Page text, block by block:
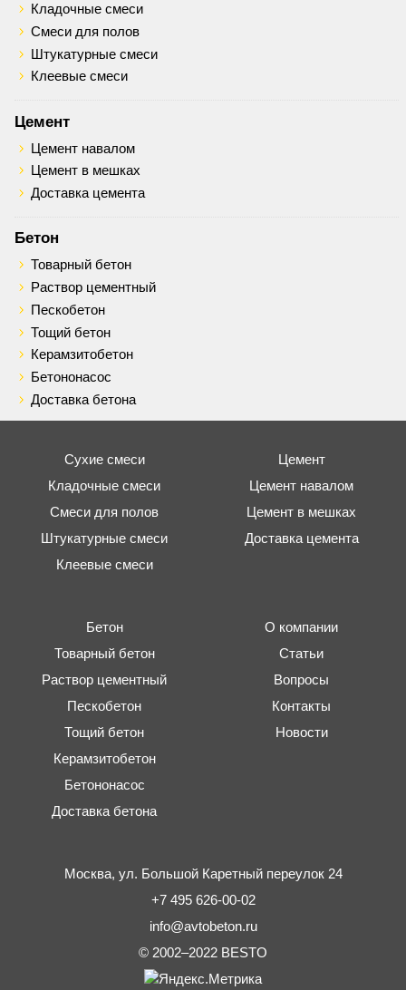
Кладочные смеси
Смеси для полов
Штукатурные смеси
Клеевые смеси
Цемент
Цемент навалом
Цемент в мешках
Доставка цемента
Бетон
Товарный бетон
Раствор цементный
Пескобетон
Тощий бетон
Керамзитобетон
Бетононасос
Доставка бетона
Сухие смеси
Кладочные смеси
Смеси для полов
Штукатурные смеси
Клеевые смеси
Цемент
Цемент навалом
Цемент в мешках
Доставка цемента
Бетон
Товарный бетон
Раствор цементный
Пескобетон
Тощий бетон
Керамзитобетон
Бетононасос
Доставка бетона
О компании
Статьи
Вопросы
Контакты
Новости
Москва, ул. Большой Каретный переулок 24
+7 495 626-00-02
info@avtobeton.ru
© 2002–2022 BESTO